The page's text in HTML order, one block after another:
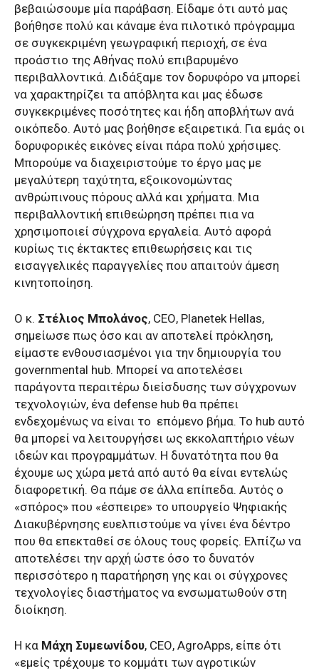
βεβαιώσουμε μία παράβαση. Είδαμε ότι αυτό μας
βοήθησε πολύ και κάναμε ένα πιλοτικό πρόγραμμα
σε συγκεκριμένη γεωγραφική περιοχή, σε ένα
προάστιο της Αθήνας πολύ επιβαρυμένο
περιβαλλοντικά. Διδάξαμε τον δορυφόρο να μπορεί
να χαρακτηρίζει τα απόβλητα και μας έδωσε
συγκεκριμένες ποσότητες και ήδη αποβλήτων ανά
οικόπεδο. Αυτό μας βοήθησε εξαιρετικά. Για εμάς οι
δορυφορικές εικόνες είναι πάρα πολύ χρήσιμες.
Μπορούμε να διαχειριστούμε το έργο μας με
μεγαλύτερη ταχύτητα, εξοικονομώντας
ανθρώπινους πόρους αλλά και χρήματα. Μια
περιβαλλοντική επιθεώρηση πρέπει πια να
χρησιμοποιεί σύγχρονα εργαλεία. Αυτό αφορά
κυρίως τις έκτακτες επιθεωρήσεις και τις
εισαγγελικές παραγγελίες που απαιτούν άμεση
κινητοποίηση.
Ο κ. Στέλιος Μπολάνος, CEO, Planetek Hellas,
σημείωσε πως όσο και αν αποτελεί πρόκληση,
είμαστε ενθουσιασμένοι για την δημιουργία του
governmental hub. Μπορεί να αποτελέσει
παράγοντα περαιτέρω διείσδυσης των σύγχρονων
τεχνολογιών, ένα defense hub θα πρέπει
ενδεχομένως να είναι το επόμενο βήμα. Το hub αυτό
θα μπορεί να λειτουργήσει ως εκκολαπτήριο νέων
ιδεών και προγραμμάτων. Η δυνατότητα που θα
έχουμε ως χώρα μετά από αυτό θα είναι εντελώς
διαφορετική. Θα πάμε σε άλλα επίπεδα. Αυτός ο
«σπόρος» που «έσπειρε» το υπουργείο Ψηφιακής
Διακυβέρνησης ευελπιστούμε να γίνει ένα δέντρο
που θα επεκταθεί σε όλους τους φορείς. Ελπίζω να
αποτελέσει την αρχή ώστε όσο το δυνατόν
περισσότερο η παρατήρηση γης και οι σύγχρονες
τεχνολογίες διαστήματος να ενσωματωθούν στη
διοίκηση.
Η κα Μάχη Συμεωνίδου, CEO, AgroApps, είπε ότι
«εμείς τρέχουμε το κομμάτι των αγροτικών